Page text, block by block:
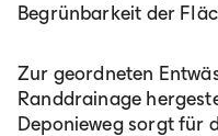
Begrünbarkeit der
Zur geordneten
Randdrainage
Deponieweg sorgt für